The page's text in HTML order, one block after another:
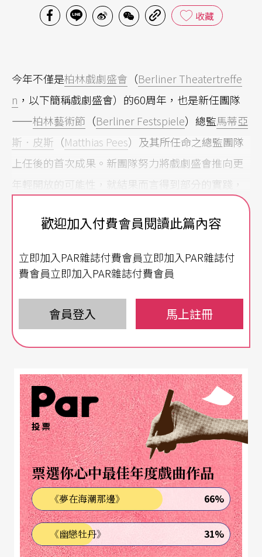
收藏
今年不僅是柏林戲劇盛會 （Berliner Theatertreffe
n ，以下簡稱戲劇盛會）的60周年，也是新任團隊
——柏林藝術節 （Berliner Festspiele）總監馬蒂亞
斯．皮斯 （Matthias Pees）及其所任命之總監團隊
上任後的首次成果。新團隊努力將戲劇盛會推向更
年輕開放的可能性，就結果而言得到部分的實踐，
包含在演後座談納入青年記者加入討論，在最後的
陪審團討論也邀請國際論壇（International Foru
的改變，也是新團隊期盼做出的變革。皮斯在去年
期盼和計畫（註2）
。而輿論質疑的焦點主要落在戲
劇盛會的定位、評審團的組成、及拓展與東歐劇場
的連結。
戲劇盛會的定位
60年的歷史對戲劇盛會而言似乎更像是個重擔，由
聯邦政府在柏林圍牆倒塌之後接管，因此受限於不
少沿用至今的規則和官僚結構。但這並沒有阻擋皮
斯進行變革的決心，儘管上任之後面對各種挑戰，
皮斯在接受專訪時回應，他認為藝術應該具有挑戰
性，「不只是為了維護一個體系或機構，而是呈現
藝術作品，使藝術家的聲音和視野可見於社會，這
歡迎加入付費會員閱讀此篇內容
立即加入PAR雜誌付費會員立即加入PAR雜誌付
費會員立即加入PAR雜誌付費會員
會員登入 馬上註冊
投票
票選你心中最佳年度戲曲作品
《夢在海潮那邊》 66%
《幽戀牡丹》 31%